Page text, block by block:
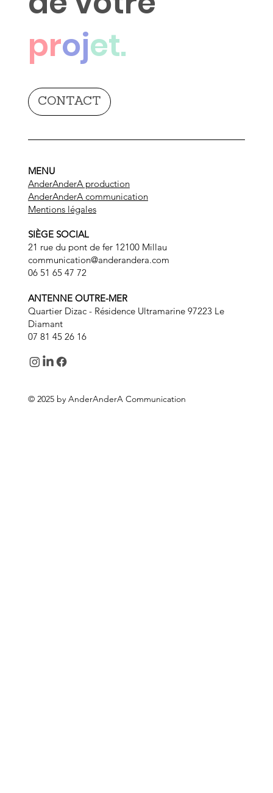
projet.
CONTACT
SIÈGE SOCIAL
21 rue du pont de fer 12100 Millau
communication@anderandera.com
06 51 65 47 72
ANTENNE OUTRE-MER
Quartier Dizac - Résidence Ultramarine 97223 Le
Diamant
07 81 45 26 16
MENU
AnderAnderA production
AnderAnderA communication
Mentions légales
© 2025 by AnderAnderA Communication